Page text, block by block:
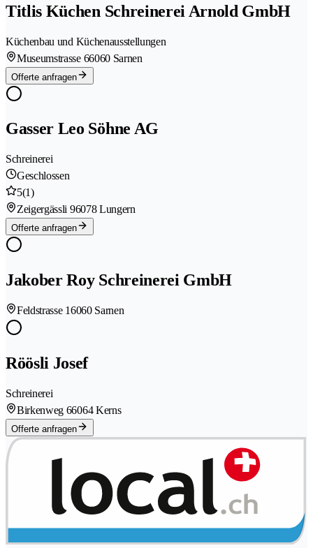
Titlis Küchen Schreinerei Arnold GmbH
Küchenbau und Küchenausstellungen
Museumstrasse 66060 Sarnen
Offerte anfragen
Gasser Leo Söhne AG
Schreinerei
Geschlossen
5(1)
Zeigergässli 96078 Lungern
Offerte anfragen
Jakober Roy Schreinerei GmbH
Feldstrasse 16060 Sarnen
Röösli Josef
Schreinerei
Birkenweg 66064 Kerns
Offerte anfragen